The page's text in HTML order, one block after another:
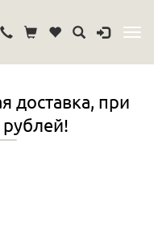
доставка, при
рублей!